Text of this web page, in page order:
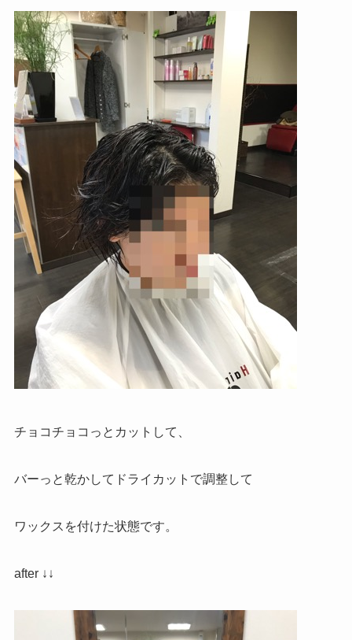
チョコチョコっとカットして、
バーっと乾かしてドライカットで調整して
ワックスを付けた状態です。
after ↓↓